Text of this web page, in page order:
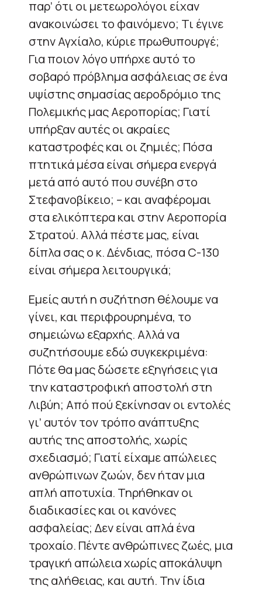
παρ’ ότι οι μετεωρολόγοι είχαν
ανακοινώσει το φαινόμενο; Τι έγινε
στην Αγχίαλο, κύριε πρωθυπουργέ;
Για ποιον λόγο υπήρχε αυτό το
σοβαρό πρόβλημα ασφάλειας σε ένα
υψίστης σημασίας αεροδρόμιο της
Πολεμικής μας Αεροπορίας; Γιατί
υπήρξαν αυτές οι ακραίες
καταστροφές και οι ζημιές; Πόσα
πτητικά μέσα είναι σήμερα ενεργά
μετά από αυτό που συνέβη στο
Στεφανοβίκειο; – και αναφέρομαι
στα ελικόπτερα και στην Αεροπορία
Στρατού. Αλλά πέστε μας, είναι
δίπλα σας ο κ. Δένδιας, πόσα C-130
είναι σήμερα λειτουργικά;
Εμείς αυτή η συζήτηση θέλουμε να
γίνει, και περιφρουρημένα, το
σημειώνω εξαρχής. Αλλά να
συζητήσουμε εδώ συγκεκριμένα:
Πότε θα μας δώσετε εξηγήσεις για
την καταστροφική αποστολή στη
Λιβύη; Από πού ξεκίνησαν οι εντολές
γι’ αυτόν τον τρόπο ανάπτυξης
αυτής της αποστολής, χωρίς
σχεδιασμό; Γιατί είχαμε απώλειες
ανθρώπινων ζωών, δεν ήταν μια
απλή αποτυχία. Τηρήθηκαν οι
διαδικασίες και οι κανόνες
ασφαλείας; Δεν είναι απλά ένα
τροχαίο. Πέντε ανθρώπινες ζωές, μια
τραγική απώλεια χωρίς αποκάλυψη
της αλήθειας, και αυτή. Την ίδια